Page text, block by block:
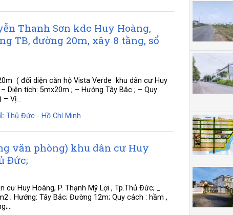
Thanh Sơn kdc Huy Hoàng,
TB, đường 20m, xây 8 tầng, sổ
( đối diện căn hộ Vista Verde khu dân cư Huy
Diện tích: 5mx20m ; – Hướng Tây Băc ; – Quy
– Vị...
Thủ Đức - Hồ Chí Minh
văn phòng) khu dân cư Huy
Đức;
Huy Hoàng, P. Thạnh Mỹ Lợi , Tp.Thủ Đức; _
; Hướng: Tây Bắc; Đường 12m; Quy cách : hầm ,